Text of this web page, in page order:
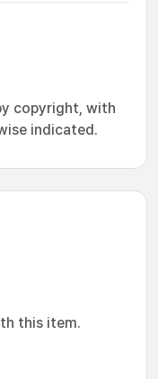
copyright, with
indicated.
this item.